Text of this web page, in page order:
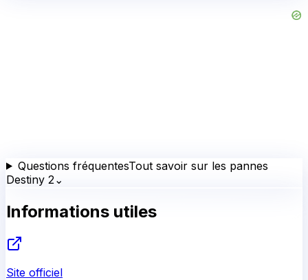
Questions fréquentesTout savoir sur les pannes
Destiny 2 ⌄
Informations utiles
Site officiel